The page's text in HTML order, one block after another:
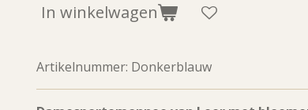
In winkelwagen
Artikelnummer: Donkerblauw